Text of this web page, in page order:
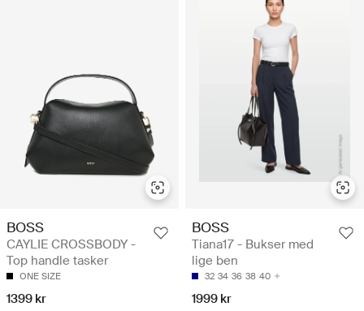
BOSS
CAYLIE CROSSBODY -
Top handle tasker
ONE SIZE
1399 kr
BOSS
Tiana17 - Bukser med
lige ben
32 34 36 38 40
1999 kr